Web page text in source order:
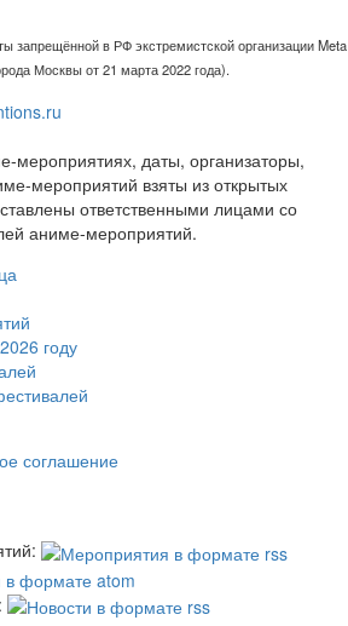
запрещённой в РФ экстремистской организации Meta
Москвы от 21 марта 2022 года).
даты, организаторы,
мероприятий взяты из открытых
ответственными лицами со
аниме-мероприятий.
году
соглашение